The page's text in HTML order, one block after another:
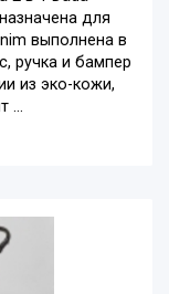
для
выполнена в
ручка и бампер
из эко-кожи,
...